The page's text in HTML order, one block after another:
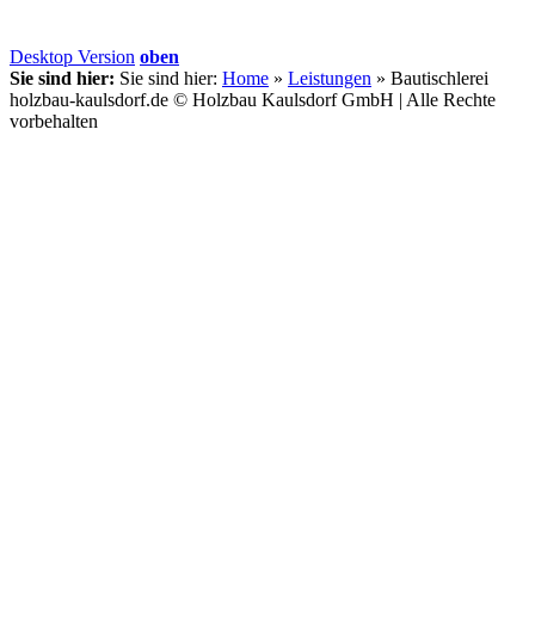
Desktop Version oben
Sie sind hier: Sie sind hier: Home » Leistungen » Bautischlerei
holzbau-kaulsdorf.de © Holzbau Kaulsdorf GmbH | Alle Rechte
vorbehalten